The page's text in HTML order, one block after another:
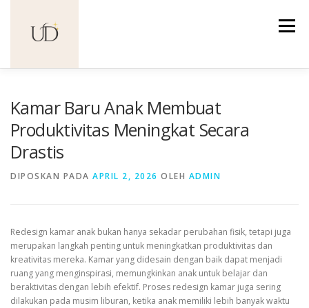
Menu
Kamar Baru Anak Membuat
Produktivitas Meningkat Secara
Drastis
DIPOSKAN PADA APRIL 2, 2026 OLEH ADMIN
Redesign kamar anak bukan hanya sekadar perubahan fisik, tetapi juga
merupakan langkah penting untuk meningkatkan produktivitas dan
kreativitas mereka. Kamar yang didesain dengan baik dapat menjadi
ruang yang menginspirasi, memungkinkan anak untuk belajar dan
beraktivitas dengan lebih efektif. Proses redesign kamar juga sering
dilakukan pada musim liburan, ketika anak memiliki lebih banyak waktu